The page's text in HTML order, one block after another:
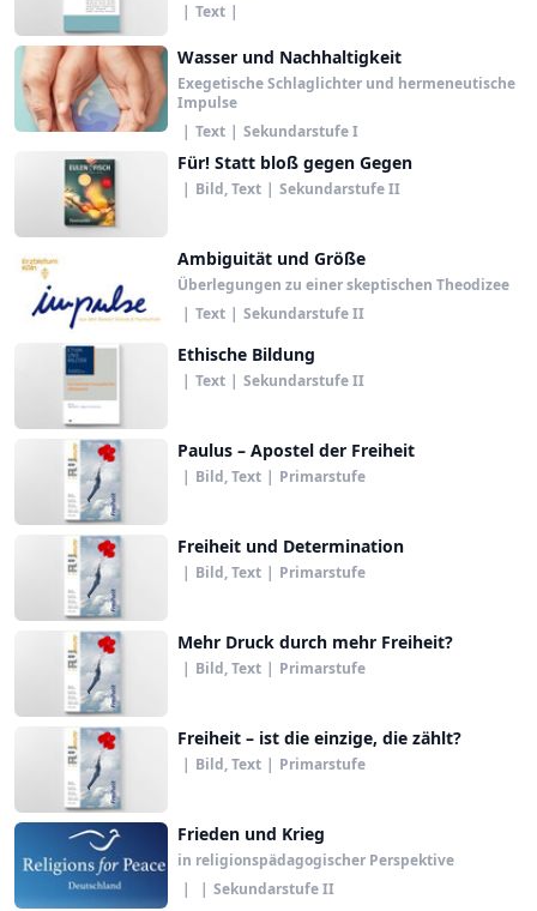
| Text |
Wasser und Nachhaltigkeit
Exegetische Schlaglichter und hermeneutische
Impulse
| Text | Sekundarstufe I
Für! Statt bloß gegen Gegen
| Bild, Text | Sekundarstufe II
Ambiguität und Größe
Überlegungen zu einer skeptischen Theodizee
| Text | Sekundarstufe II
Ethische Bildung
| Text | Sekundarstufe II
Paulus – Apostel der Freiheit
| Bild, Text | Primarstufe
Freiheit und Determination
| Bild, Text | Primarstufe
Mehr Druck durch mehr Freiheit?
| Bild, Text | Primarstufe
Freiheit – ist die einzige, die zählt?
| Bild, Text | Primarstufe
Frieden und Krieg
in religionspädagogischer Perspektive
|
| Sekundarstufe II